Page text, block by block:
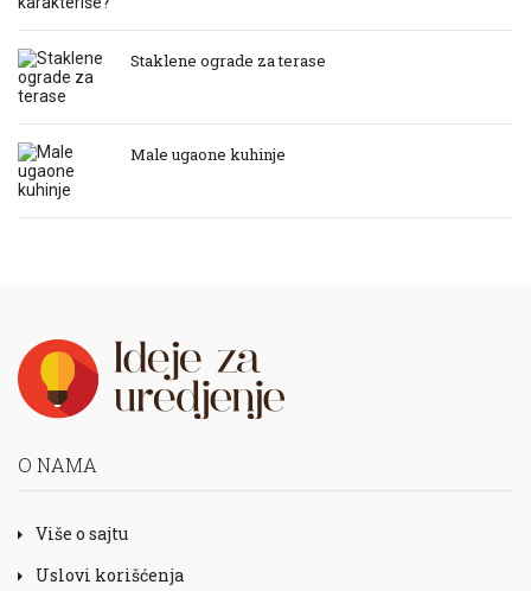
Staklene ograde za terase
Male ugaone kuhinje
O NAMA
Više o sajtu
Uslovi korišćenja